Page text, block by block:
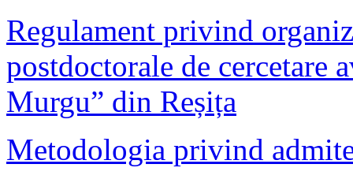
Regulament privind
postdoctorale de cercetare
Murgu” din Reșița
Metodologia privind